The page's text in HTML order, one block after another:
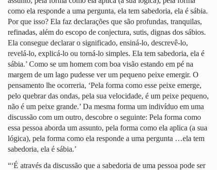
como ela responde a uma pergunta, ela tem sabedoria, ela é sábia.
Por que isso? Ela faz declarações que são profundas, tranquilas,
refinadas, além do escopo de conjectura, sutis, dignas dos sábios.
Ela consegue declarar o significado, ensiná-lo, descrevê-lo,
revelá-lo, explicá-lo ou torná-lo simples. Ela tem sabedoria, ela é
sábia.’ Como se um homem com boa visão estando em pé na
margem de um lago pudesse ver um pequeno peixe emergir. O
pensamento lhe ocorreria, ‘Pela forma como esse peixe emerge,
pelo quebrar das ondas, pela sua velocidade, é um peixe pequeno,
não é um peixe grande.’ Da mesma forma um indivíduo em uma
discussão com um outro, descobre o seguinte: Pela forma como
essa pessoa aborda um assunto, pela forma como ela aplica (a sua
lógica), pela forma como ela responde a uma pergunta …ela tem
sabedoria, ela é sábia.’
“‘É através da discussão que a sabedoria de uma pessoa pode ser